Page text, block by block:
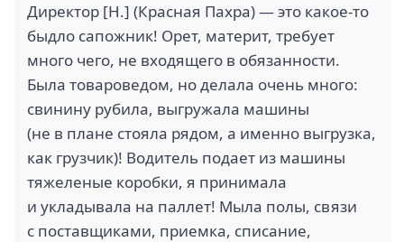
Директор [Н.] (Красная Пахра) — это какое-то
быдло сапожник! Орет, материт, требует
много чего, не входящего в обязанности.
Была товароведом, но делала очень много:
свинину рубила, выгружала машины
(не в плане стояла рядом, а именно выгрузка,
как грузчик)! Водитель подает из машины
тяжеленые коробки, я принимала
и укладывала на паллет! Мыла полы, связи
с поставщиками, приемка, списание,